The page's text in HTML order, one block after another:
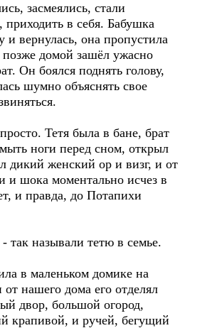
засмеялись, стали
приходить в себя. Бабушка
и вернулась, она пропустила
позже домой зашёл ужасно
Он боялся поднять голову,
шумно объяснять свое
Тетя была в бане, брат
ноги перед сном, открыл
дикий женский ор и визг, и от
и шока моментально исчез в
и правда, до Потапихи
так называли тетю в семье.
в маленьком домике на
от нашего дома его отделял
двор, большой огород,
крапивой, и ручей, бегущий